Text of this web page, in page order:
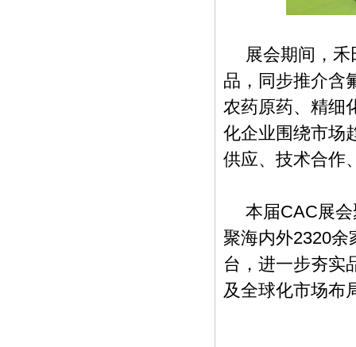
展会期间，
品，同步推介含
农药原药、精细
化企业围绕市场
供应、技术合作
本届CAC展
聚海内外2320
台，进一步夯实
及全球化市场布